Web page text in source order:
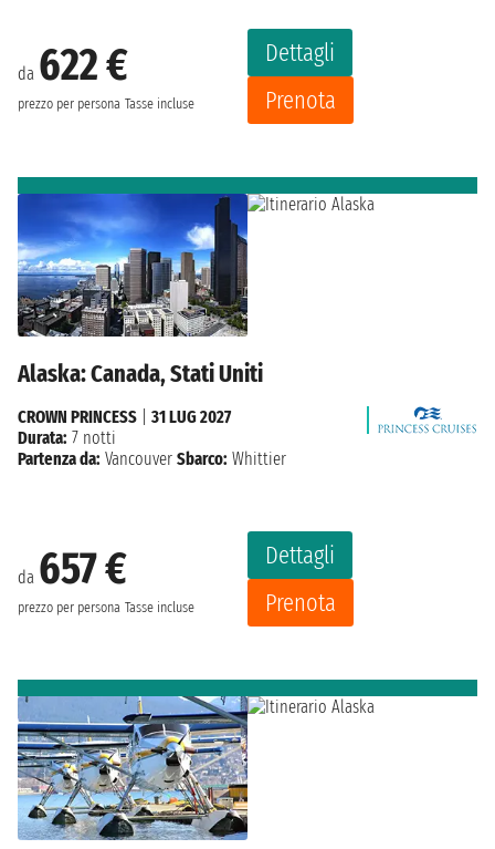
da 622 €
prezzo per persona Tasse incluse
Dettagli
Prenota
Alaska: Canada, Stati Uniti
da 657 €
prezzo per persona Tasse incluse
Dettagli
Prenota
CROWN PRINCESS
31 LUG 2027
Durata: 7 notti
Partenza da: Vancouver Sbarco: Whittier